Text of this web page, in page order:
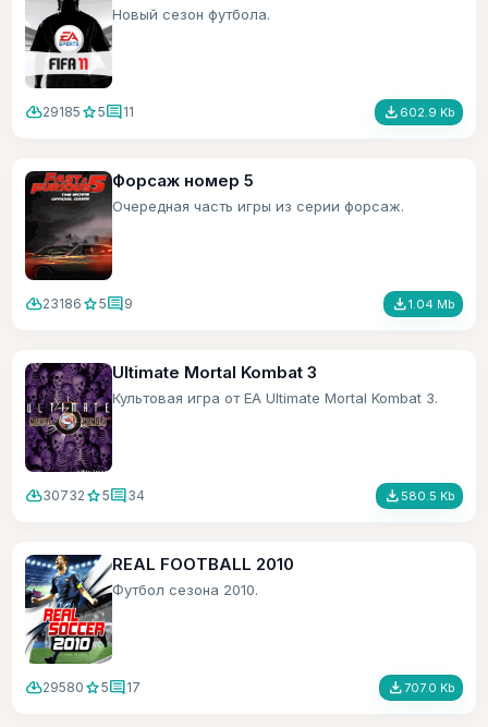
Новый сезон футбола.
cloud_download29185 star5comment11 file_download 602.9 Kb
Форсаж номер 5
Очередная часть игры из серии форсаж.
cloud_download23186 star5comment9 file_download1.04 Mb
Ultimate Mortal Kombat 3
Культовая игра от ЕА Ultimate Mortal Kombat 3.
cloud_download30732 star5comment34 file_download 580.5 Kb
REAL FOOTBALL 2010
Футбол сезона 2010.
cloud_download29580 star5comment17 file_download707.0 Kb